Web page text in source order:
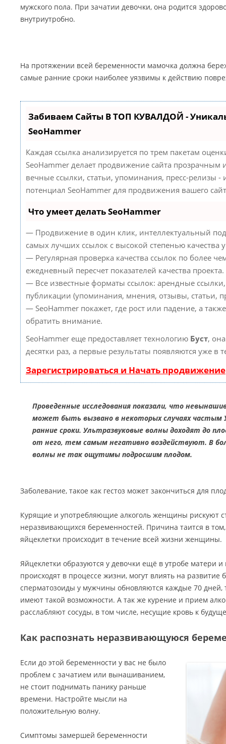
мужского пола. При зачатии девочки, она родится
внутриутробно.
На протяжении всей беременности мамочка должна
самые ранние сроки наиболее уязвимы к действию
Забиваем Сайты В ТОП КУВАЛДОЙ -
SeoHammer
Каждая ссылка анализируется по трем пакетам
SeoHammer делает продвижение сайта прозрачным
вечные ссылки, статьи, упоминания, пресс-релизы -
потенциал SeoHammer для продвижения вашего
Что умеет делать SeoHammer
— Продвижение в один клик, интеллектуальный
самых лучших ссылок с высокой степенью качества
— Регулярная проверка качества ссылок по более
ежедневный пересчет показателей качества проекта.
— Все известные форматы ссылок: арендные
публикации (упоминания, мнения, отзывы, статьи,
— SeoHammer покажет, где рост или падение, а
обратить внимание.
SeoHammer еще предоставляет технологию Буст,
десятки раз, а первые результаты появляются уже в
Зарегистрироваться и Начать продвижение
Проведенные исследования показали, что
может быть вызвано в некоторых случаях частым
ранние сроки. Ультразвуковые волны доходят до
от него, тем самым негативно воздействуют. В
волны не так ощутимы подросшим плодом.
Заболевание, такое как гестоз может закончиться для
Курящие и употребляющие алкоголь женщины рискуют
неразвивающихся беременностей. Причина таится в
яйцеклетки происходит в течение всей жизни женщины.
Яйцеклетки образуются у девочки ещё в утробе матери
происходят в процессе жизни, могут влиять на развитие
сперматозоиды у мужчины обновляются каждые 70 дней,
имеют такой возможности. А так же курение и прием
расслабляют сосуды, в том числе, несущие кровь к
Как распознать неразвивающуюся
Если до этой беременности у вас не было
проблем с зачатием или вынашиванием,
не стоит поднимать панику раньше
времени. Настройте мысли на
положительную волну.
Симптомы замершей беременности